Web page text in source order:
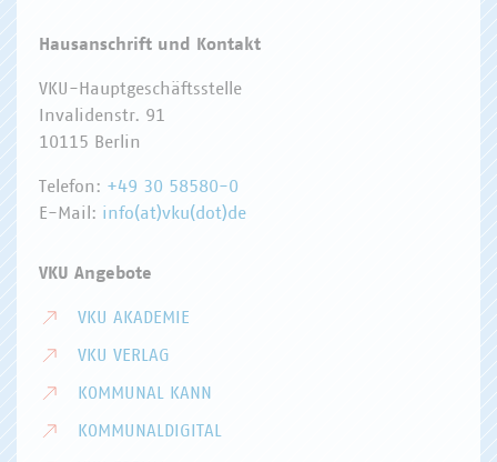
Hausanschrift und Kontakt
VKU-Hauptgeschäftsstelle
Invalidenstr. 91
10115 Berlin
Telefon: +49 30 58580-0
E-Mail: info(at)vku(dot)de
VKU Angebote
VKU AKADEMIE
VKU VERLAG
KOMMUNAL KANN
KOMMUNALDIGITAL